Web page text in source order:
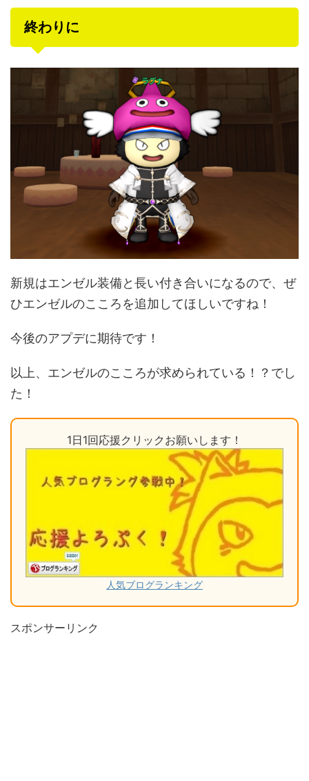
終わりに
新規はエンゼル装備と長い付き合いになるので、ぜ
ひエンゼルのこころを追加してほしいですね！
今後のアプデに期待です！
以上、エンゼルのこころが求められている！？でし
た！
1日1回応援クリックお願いします！
人気ブログランキング
スポンサーリンク